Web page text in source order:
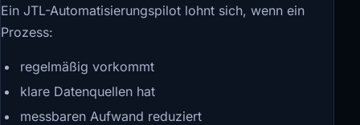
Ein JTL-Automatisierungspilot lohnt sich, wenn ein
Prozess:
regelmäßig vorkommt
klare Datenquellen hat
messbaren Aufwand reduziert